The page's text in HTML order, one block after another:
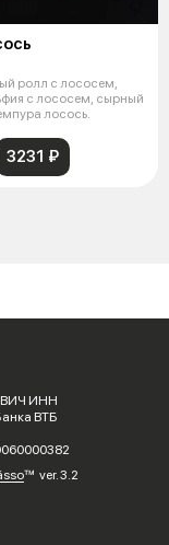
ролл с лососем,
с лососем, сырный
лосось.
3231 ₽
ИНН
ВТБ
ver. 3.2